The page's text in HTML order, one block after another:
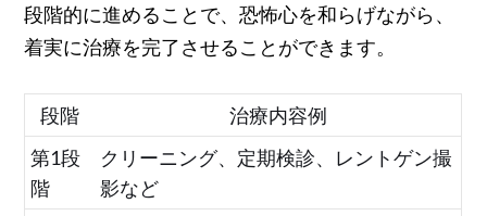
段階的に進めることで、恐怖心を和らげながら、
着実に治療を完了させることができます。
段階
治療内容例
第1段
階
クリーニング、定期検診、レントゲン撮
影など